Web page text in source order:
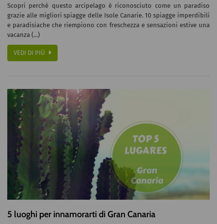
Scopri perché questo arcipelago è riconosciuto come un paradiso
grazie alle migliori spiagge delle Isole Canarie. 10 spiagge imperdibili
e paradisiache che riempiono con freschezza e sensazioni estive una
vacanza (...)
VEDI DI PIÙ
5 luoghi per innamorarti di Gran Canaria